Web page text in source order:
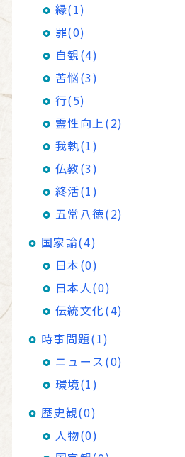
縁(1)
罪(0)
自観(4)
苦悩(3)
行(5)
霊性向上(2)
我執(1)
仏教(3)
終活(1)
五常八徳(2)
国家論(4)
日本(0)
日本人(0)
伝統文化(4)
時事問題(1)
ニュース(0)
環境(1)
歴史観(0)
人物(0)